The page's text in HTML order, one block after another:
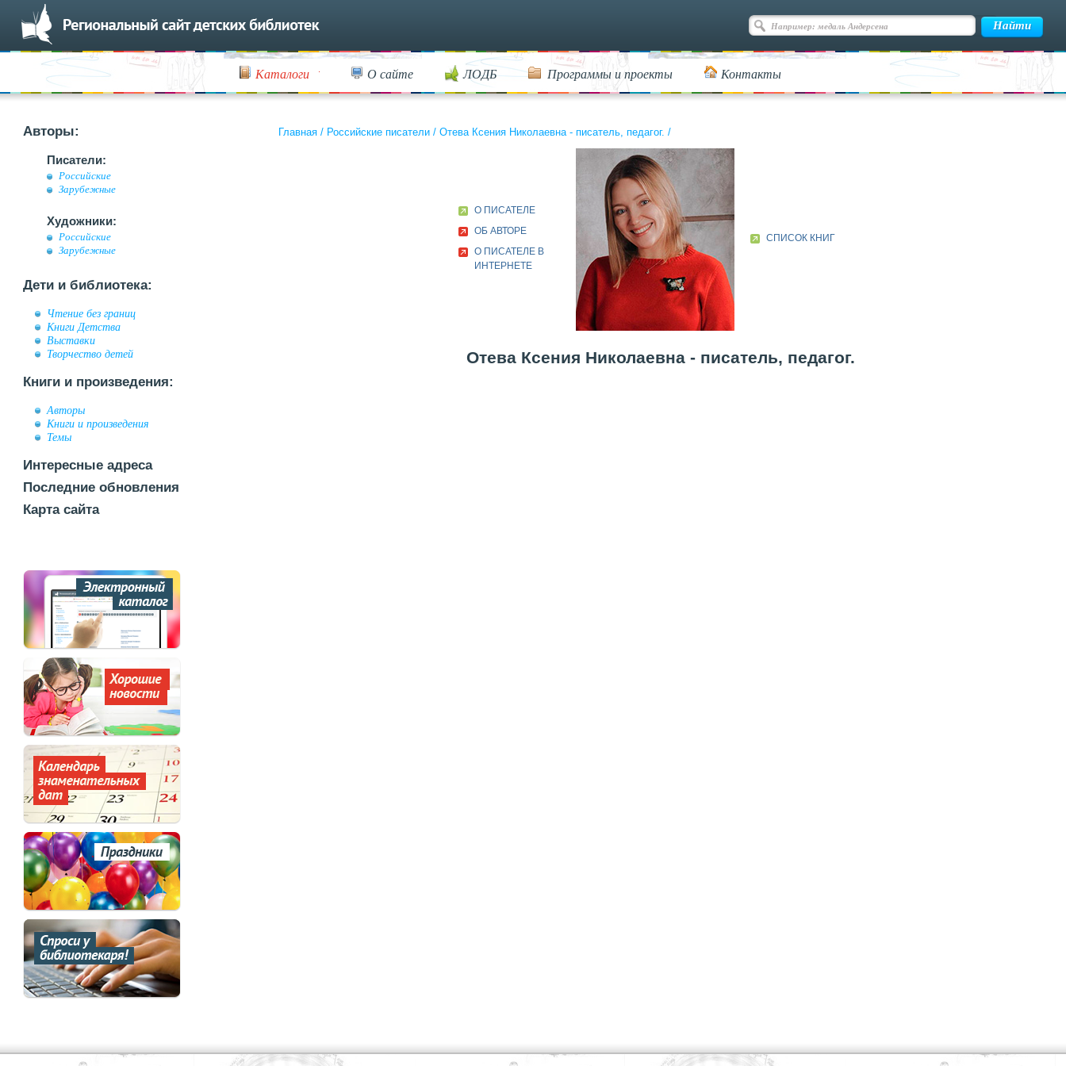
Каталоги О сайте ЛОДБ Программы и проекты Контакты
Авторы:
Писатели:
Российские
Зарубежные
Художники:
Российские
Зарубежные
Дети и библиотека:
Чтение без границ
Книги Детства
Выставки
Творчество детей
Книги и произведения:
Авторы
Книги и произведения
Темы
Интересные адреса
Последние обновления
Карта сайта
Главная / Российские писатели / Отева Ксения Николаевна - писатель, педагог. /
О ПИСАТЕЛЕ
ОБ АВТОРЕ
О ПИСАТЕЛЕ В
ИНТЕРНЕТЕ
СПИСОК КНИГ
Отева Ксения Николаевна - писатель, педагог.